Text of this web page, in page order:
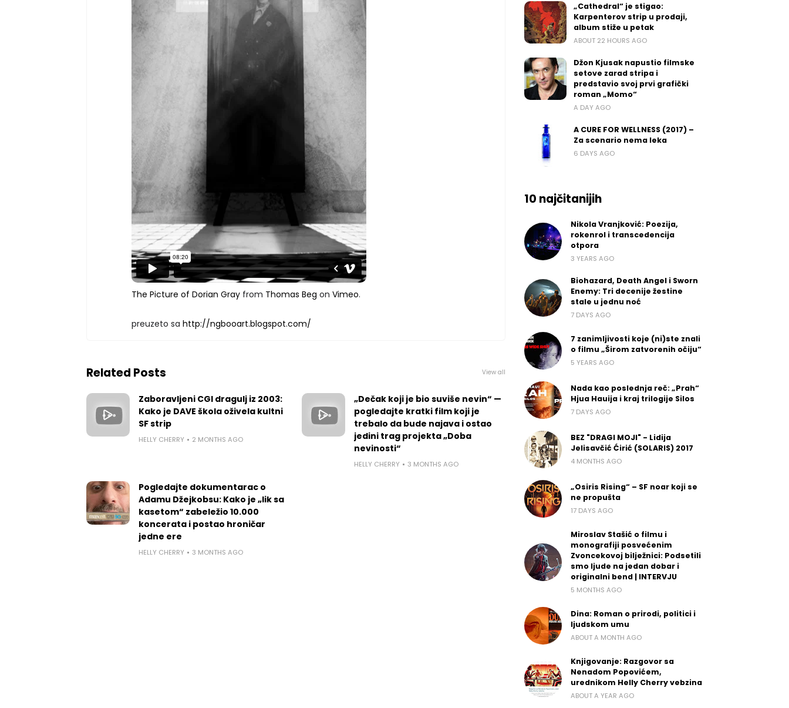
The Picture of Dorian Gray from Thomas Beg on Vimeo.
preuzeto sa http://ngbooart.blogspot.com/
Related Posts View all
Zaboravljeni CGI dragulj iz 2003:
Kako je DAVE škola oživela kultni
SF strip
HELLY CHERRY 2 MONTHS AGO
„Dečak koji je bio suviše nevin“ —
pogledajte kratki film koji je
trebalo da bude najava i ostao
jedini trag projekta „Doba
nevinosti“
HELLY CHERRY 3 MONTHS AGO
Pogledajte dokumentarac o
Adamu Džejkobsu: Kako je „lik sa
kasetom“ zabeležio 10.000
koncerata i postao hroničar
jedne ere
HELLY CHERRY 3 MONTHS AGO
„Cathedral“ je stigao:
Karpenterov strip u prodaji,
album stiže u petak
ABOUT 22 HOURS AGO
Džon Kjusak napustio filmske
setove zarad stripa i
predstavio svoj prvi grafički
roman „Momo“
A DAY AGO
A CURE FOR WELLNESS (2017) –
Za scenario nema leka
6 DAYS AGO
10 najčitanijih
Nikola Vranjković: Poezija,
rokenrol i transcedencija
otpora
3 YEARS AGO
Biohazard, Death Angel i Sworn
Enemy: Tri decenije žestine
stale u jednu noć
7 DAYS AGO
7 zanimljivosti koje (ni)ste znali
o filmu „Širom zatvorenih očiju“
5 YEARS AGO
Nada kao poslednja reč: „Prah“
Hjua Hauija i kraj trilogije Silos
7 DAYS AGO
BEZ "DRAGI MOJI" - Lidija
Jelisavčić Ćirić (SOLARIS) 2017
4 MONTHS AGO
„Osiris Rising“ – SF noar koji se
ne propušta
17 DAYS AGO
Miroslav Stašić o filmu i
monografiji posvećenim
Zvoncekovoj bilježnici: Podsetili
smo ljude na jedan dobar i
originalni bend | INTERVJU
5 MONTHS AGO
Dina: Roman o prirodi, politici i
ljudskom umu
ABOUT A MONTH AGO
Knjigovanje: Razgovor sa
Nenadom Popovićem,
urednikom Helly Cherry vebzina
ABOUT A YEAR AGO